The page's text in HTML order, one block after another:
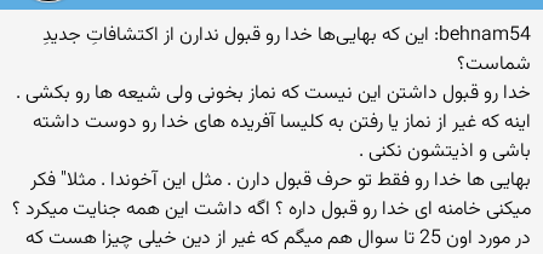
behnam54: این که بهایی‌ها خدا رو قبول ندارن از اکتشافاتِ جدیدِ
شماست؟
خدا رو قبول داشتن این نیست كه نماز بخونی ولی شیعه ها رو بكشی .
اینه كه غیر از نماز یا رفتن به كلیسا آفریده های خدا رو دوست داشته
باشی و اذیتشون نكنی .
بهایی ها خدا رو فقط تو حرف قبول دارن . مثل این آخوندا . مثلا" فكر
میكنی خامنه ای خدا رو قبول داره ؟ اگه داشت این همه جنایت میكرد ؟
در مورد اون 25 تا سوال هم میگم كه غیر از دین خیلی چیزا هست كه